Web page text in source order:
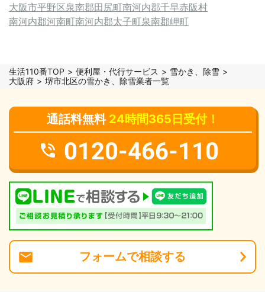
大阪市平野区泉南郡田尻町南河内郡千早赤阪村
南河内郡河南町南河内郡太子町泉南郡岬町
生活110番TOP 便利屋・代行サービス
雪かき、除雪
大阪府
堺市北区の雪かき、除雪業者一覧
通話料無料 24時間365日受付！
0120-466-110
フォームで相談する